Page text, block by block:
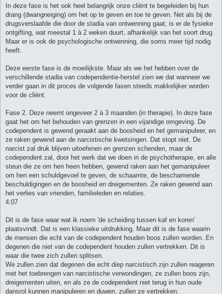
In deze fase is het ook heel belangrijk onze cliënt te begeleiden bij hun
drang (dwangneiging) om het op te geven en toe te geven. Net als bij de
drugsverslaafde die door de stadia van ontwenning gaat, is er de fysieke
ontgifting, wat meestal 1 à 2 weken duurt, afhankelijk van het soort drug.
Maar er is ook de psychologische ontwenning, die soms meer tijd nodig
heeft.
Deze eerste fase is de moeilijkste. Maar als we het hebben over de
verschillende stadia van codependentie-herstel zien we dat wanneer we
verder gaan in dit proces de volgende fasen steeds makkelijker worden
voor de cliënt.
Fase 2. Deze neemt ongeveer 2 à 3 maanden (in therapie). In deze fase
gaat het om het behouden van grenzen in een vijandige omgeving. De
codependent is gewend geraakt aan de boosheid en het gemanipuleer, en
ze raken gewend aan de narcistische kwetsingen. Dat stopt niet. De
narcist zal druk blijven uitoefenen en grenzen schenden, maar de
codependent zal, door het werk dat we doen in de psychotherapie, en alle
steun die ze om hen heen hebben, gewend raken aan het gemanipuleer
om hen een schuldgevoel te geven, de schaamte, de beschamende
beschuldigingen en de boosheid en dreigementen. Ze raken gewend aan
het verlies van vrienden, familieleden en relaties.
4:07
Dit is de fase waar wat ik noem 'de scheiding tussen kaf en koren'
plaatsvindt. Dat is een klassieke uitdrukking. Maar dit is de fase waarin
de mensen die echt van de codependent houden boos zullen worden. En
degenen die niet van de codependent houden zullen vertrekken. Dit is
waar die twee zich zullen splitsen.
We zullen zien dat degenen die echt diep narcistisch zijn zullen reageren
met het toebrengen van narcistische verwondingen, ze zullen boos zijn,
dreigementen uiten, en als ze de codependent niet terug in hun oude
dansrol kunnen manipuleren en duwen, zullen ze vertrekken.